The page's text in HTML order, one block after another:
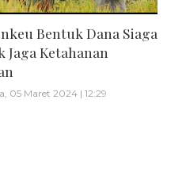
Bentuk Dana Siaga
Jaga Ketahanan
05 Maret 2024 | 12:29